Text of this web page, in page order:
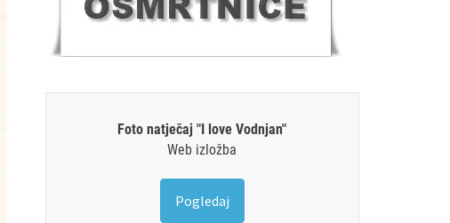
Foto natječaj "I love Vodnjan"
Web izložba
Pogledaj